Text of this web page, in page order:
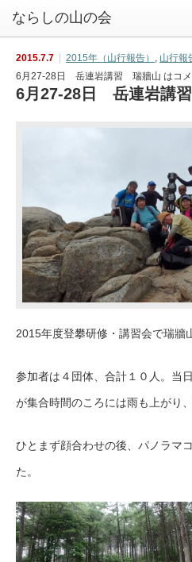
2015.7.7 2015年（山行報告） , 山行報
6月27-28日 岳連岩講習 瑞牆山 はコ
6月27-28日 岳連岩講
2015年度登攀研修・講習会で瑞牆
参加者は４団体、合計１０人。当
が集合時間のころには雨も上がり
ひとまず顔合わせの後、パノラマ
た。